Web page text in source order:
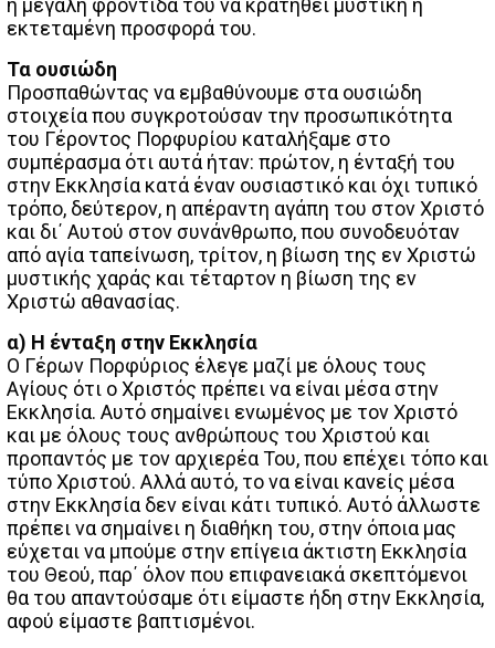
εκτεταμένη προσφορά του.
Τα ουσιώδη
Προσπαθώντας να εμβαθύνουμε στα ουσιώδη
στοιχεία που συγκροτούσαν την προσωπικότητα
του Γέροντος Πορφυρίου καταλήξαμε στο
συμπέρασμα ότι αυτά ήταν: πρώτον, η ένταξή του
στην Εκκλησία κατά έναν ουσιαστικό και όχι τυπικό
τρόπο, δεύτερον, η απέραντη αγάπη του στον Χριστό
και δι΄ Αυτού στον συνάνθρωπο, που συνοδευόταν
από αγία ταπείνωση, τρίτον, η βίωση της εν Χριστώ
μυστικής χαράς και τέταρτον η βίωση της εν
Χριστώ αθανασίας.
α) Η ένταξη στην Εκκλησία
Ο Γέρων Πορφύριος έλεγε μαζί με όλους τους
Αγίους ότι ο Χριστός πρέπει να είναι μέσα στην
Εκκλησία. Αυτό σημαίνει ενωμένος με τον Χριστό
και με όλους τους ανθρώπους του Χριστού και
προπαντός με τον αρχιερέα Του, που επέχει τόπο και
τύπο Χριστού. Αλλά αυτό, το να είναι κανείς μέσα
στην Εκκλησία δεν είναι κάτι τυπικό. Αυτό άλλωστε
πρέπει να σημαίνει η διαθήκη του, στην όποια μας
εύχεται να μπούμε στην επίγεια άκτιστη Εκκλησία
του Θεού, παρ΄ όλον που επιφανειακά σκεπτόμενοι
θα του απαντούσαμε ότι είμαστε ήδη στην Εκκλησία,
αφού είμαστε βαπτισμένοι.